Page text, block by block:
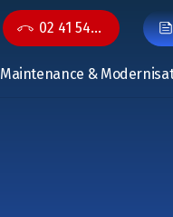
02 41 54…
Maintenance &